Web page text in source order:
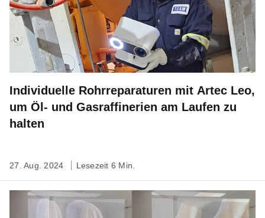
Individuelle Rohrreparaturen mit Artec Leo,
um Öl- und Gasraffinerien am Laufen zu
halten
27. Aug. 2024 Lesezeit 6 Min.